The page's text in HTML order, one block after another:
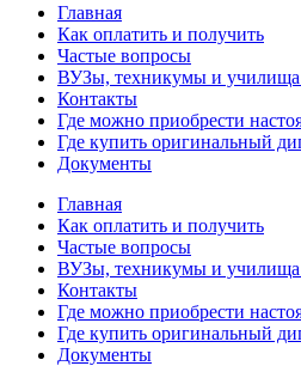
Главная
Как оплатить и получить
Частые вопросы
ВУЗы, техникумы и
Контакты
Где можно приобрести
Где купить оригинальный
Документы
Главная
Как оплатить и получить
Частые вопросы
ВУЗы, техникумы и
Контакты
Где можно приобрести
Где купить оригинальный
Документы